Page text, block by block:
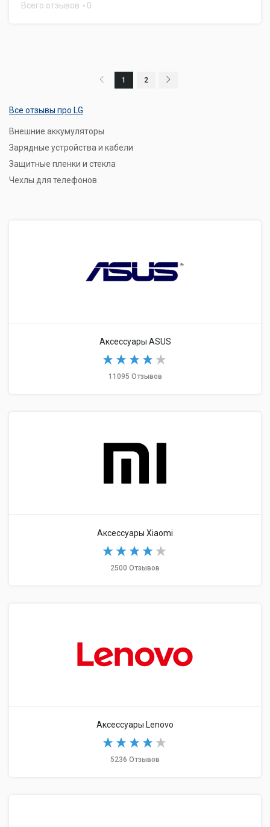
Всего отзывов 0
1 2
Все отзывы про LG
Внешние аккумуляторы
Зарядные устройства и кабели
Защитные пленки и стекла
Чехлы для телефонов
Аксессуары ASUS
11095 Отзывов
Аксессуары Xiaomi
2500 Отзывов
Аксессуары Lenovo
5236 Отзывов